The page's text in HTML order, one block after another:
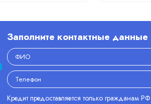
Заполните контактные данные
Кредит предоставляется только гражданам РФ